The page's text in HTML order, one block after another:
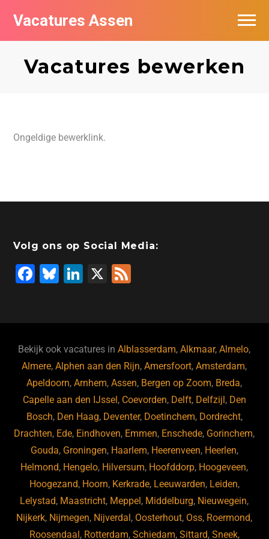
Vacatures Assen
Vacatures bewerken
Ongeldige bewerklink.
Volg ons op Social Media:
F
b
o
o
k
Bl
ky
Li
dI
n
X
Bekijk ook vacatures inAlblasserdam,Alkmaar,Almelo,
Almere,Alphen aan den Rijn,Amersfoort,Amsterdam,
Apeldoorn,Arnhem,Assen, Bergen op Zoom, Breda,
Capelle aan den IJssel, Coevorden, Delft, Delfzijl, Den
Bosch, Den Haag, Deventer, Doetinchem, Dordrecht,
Drachten, Ede, Eindhoven, Emmen, Enschede, Gorinchem,
Gouda, Groningen, Haarlem, Heerenveen, Heerlen,
Helmond, Hengelo, Hilversum, Hoofddorp, Hoogeveen,
Hoogezand, Hoorn, Kerkrade, Leeuwarden, Leiden,
Lelystad, Maastricht, Meppel, Middelburg, Nieuwegein,
Nijkerk, Nijmegen, Nijverdal, Oosterhout, Oss, Roermond,
Roosendaal, Rotterdam, Schiedam, Sittard, Sneek,
Vacatures per bedrijf
De populairste vacatures in Assen